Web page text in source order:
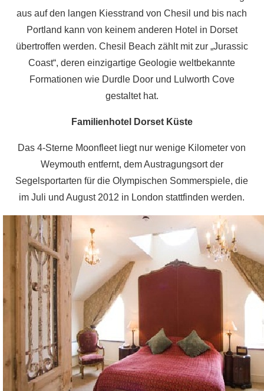
Südwesten
Englands
aus.
aus auf den langen Kiesstrand von Chesil und bis nach
Portland kann von keinem anderen Hotel in Dorset
übertroffen werden. Chesil Beach zählt mit zur „Jurassic
Coast“, deren einzigartige Geologie weltbekannte
Formationen wie Durdle Door und Lulworth Cove
gestaltet hat.
Familienhotel Dorset Küste
Das 4-Sterne Moonfleet liegt nur wenige Kilometer von
Weymouth entfernt, dem Austragungsort der
Segelsportarten für die Olympischen Sommerspiele, die
im Juli und August 2012 in London stattfinden werden.